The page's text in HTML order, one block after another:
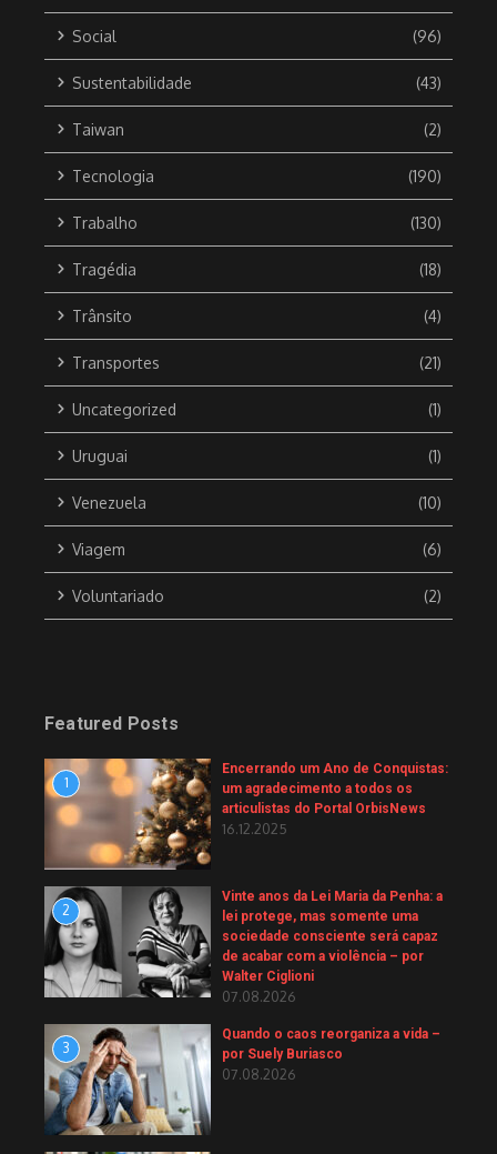
Social (96)
Sustentabilidade (43)
Taiwan (2)
Tecnologia (190)
Trabalho (130)
Tragédia (18)
Trânsito (4)
Transportes (21)
Uncategorized (1)
Uruguai (1)
Venezuela (10)
Viagem (6)
Voluntariado (2)
Featured Posts
1
Encerrando um Ano de Conquistas:
um agradecimento a todos os
articulistas do Portal OrbisNews
16.12.2025
2
Vinte anos da Lei Maria da Penha: a
lei protege, mas somente uma
sociedade consciente será capaz
de acabar com a violência – por
Walter Ciglioni
07.08.2026
3
Quando o caos reorganiza a vida –
por Suely Buriasco
07.08.2026